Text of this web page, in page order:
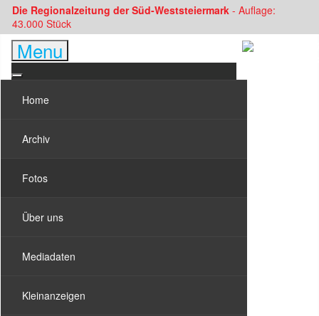
Die Regionalzeitung der Süd-Weststeiermark - Auflage:
43.000 Stück
Menu
Home
Archiv
Fotos
Über uns
Mediadaten
Kleinanzeigen